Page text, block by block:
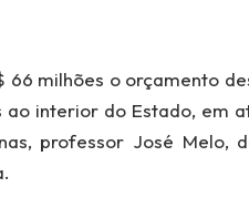
66 milhões o orçamento
ao interior do Estado, em
professor José Melo,